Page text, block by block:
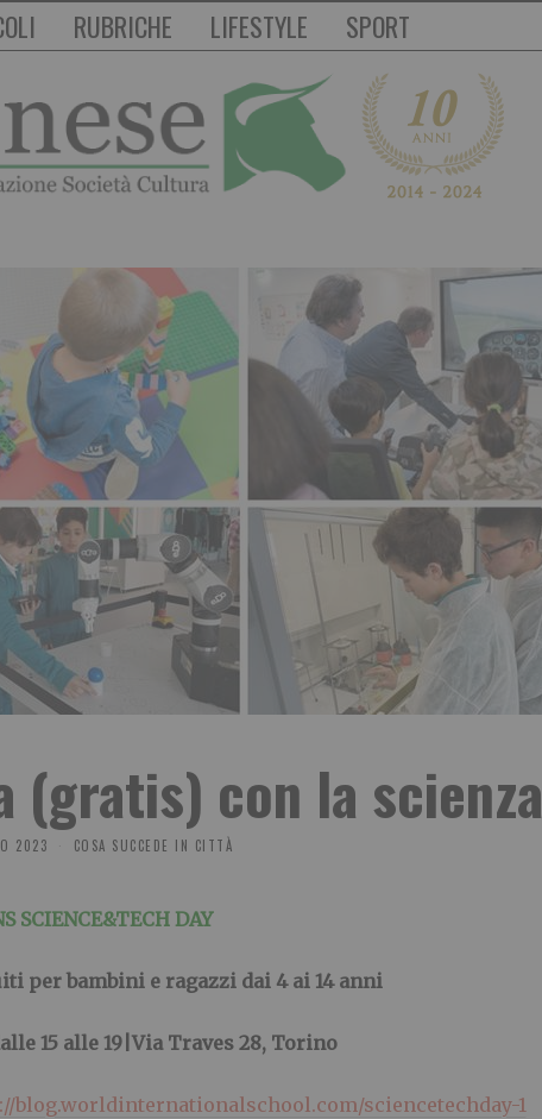
RUBRICHE LIFESTYLE SPORT
(gratis) con la scienza
2023 COSA SUCCEDE IN CITTÀ
SCIENCE&TECH DAY
per bambini e ragazzi dai 4 ai 14 anni
15 alle 19|Via Traves 28, Torino
blog.worldinternationalschool.com/sciencetechday-1